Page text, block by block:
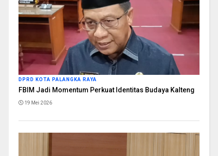
DPRD KOTA PALANGKA RAYA
FBIM Jadi Momentum Perkuat Identitas Budaya Kalteng
19 Mei 2026